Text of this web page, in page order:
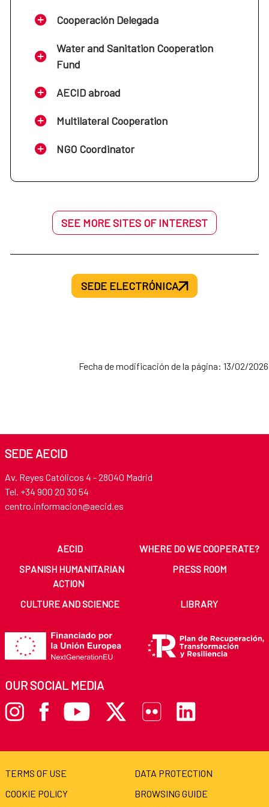
Cooperación Delegada
Water and Sanitation Cooperation
Fund
AECID abroad
Multilateral Cooperation
NGO Coordinator
SEE MORE SITES OF INTEREST
SEDE ELECTRÓNICA
Fecha de modificación de la página: 13/02/2026
SEDE AECID
Av. Reyes Católicos 4 - 28040 Madrid
Tel. +34 900 20 30 54​​​​​​​
centro.informacion@aecid.es
AECID
WHERE DO WE COOPERATE?
SPANISH HUMANITARIAN
ACTION
PRESS ROOM
CULTURE AND SCIENCE LIBRARY
OUR SOCIAL MEDIA
TERMS OF USE
DATA PROTECTION
COOKIE POLICY
BROWSING GUIDE